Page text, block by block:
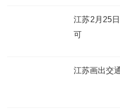
江苏2月25
可
江苏画出交